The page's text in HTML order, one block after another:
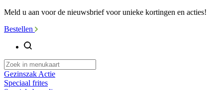
Meld u aan voor de nieuwsbrief voor unieke kortingen en acties!
Bestellen
Gezinszak Actie
Speciaal frites